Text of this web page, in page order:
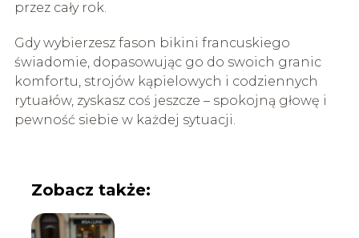
przez cały rok.
Gdy wybierzesz fason bikini francuskiego
świadomie, dopasowując go do swoich granic
komfortu, strojów kąpielowych i codziennych
rytuałów, zyskasz coś jeszcze – spokojną głowę i
pewność siebie w każdej sytuacji.
Zobacz także: